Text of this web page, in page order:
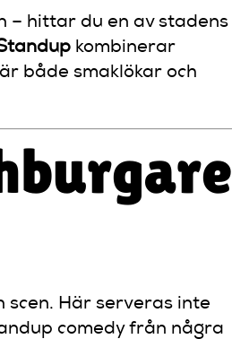
– hittar du en av stadens
kombinerar
både smaklökar och
scen. Här serveras inte
comedy från några